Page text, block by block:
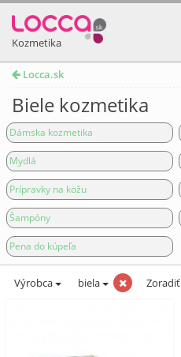
Kozmetika
Locca.sk
Biele kozmetika
Dámska kozmetika
Mydlá
Prípravky na kožu
Šampóny
Pena do kúpeľa
Výrobca biela Zoradiť